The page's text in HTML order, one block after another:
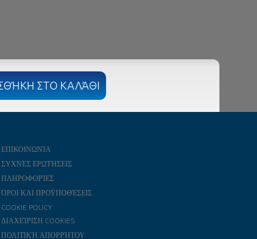
ΕΠΙΚΟΙΝΩΝΊΑ
ΣΥΧΝΈΣ ΕΡΩΤΉΣΕΙΣ
ΠΛΗΡΟΦΟΡΊΕΣ
ΌΡΟΙ ΚΑΙ ΠΡΟΫΠΟΘΈΣΕΙΣ
COOKIE POLICY
ΔΙΑΧΕΊΡΙΣΗ COOKIES
ΠΟΛΙΤΙΚΉ ΑΠΟΡΡΉΤΟΥ